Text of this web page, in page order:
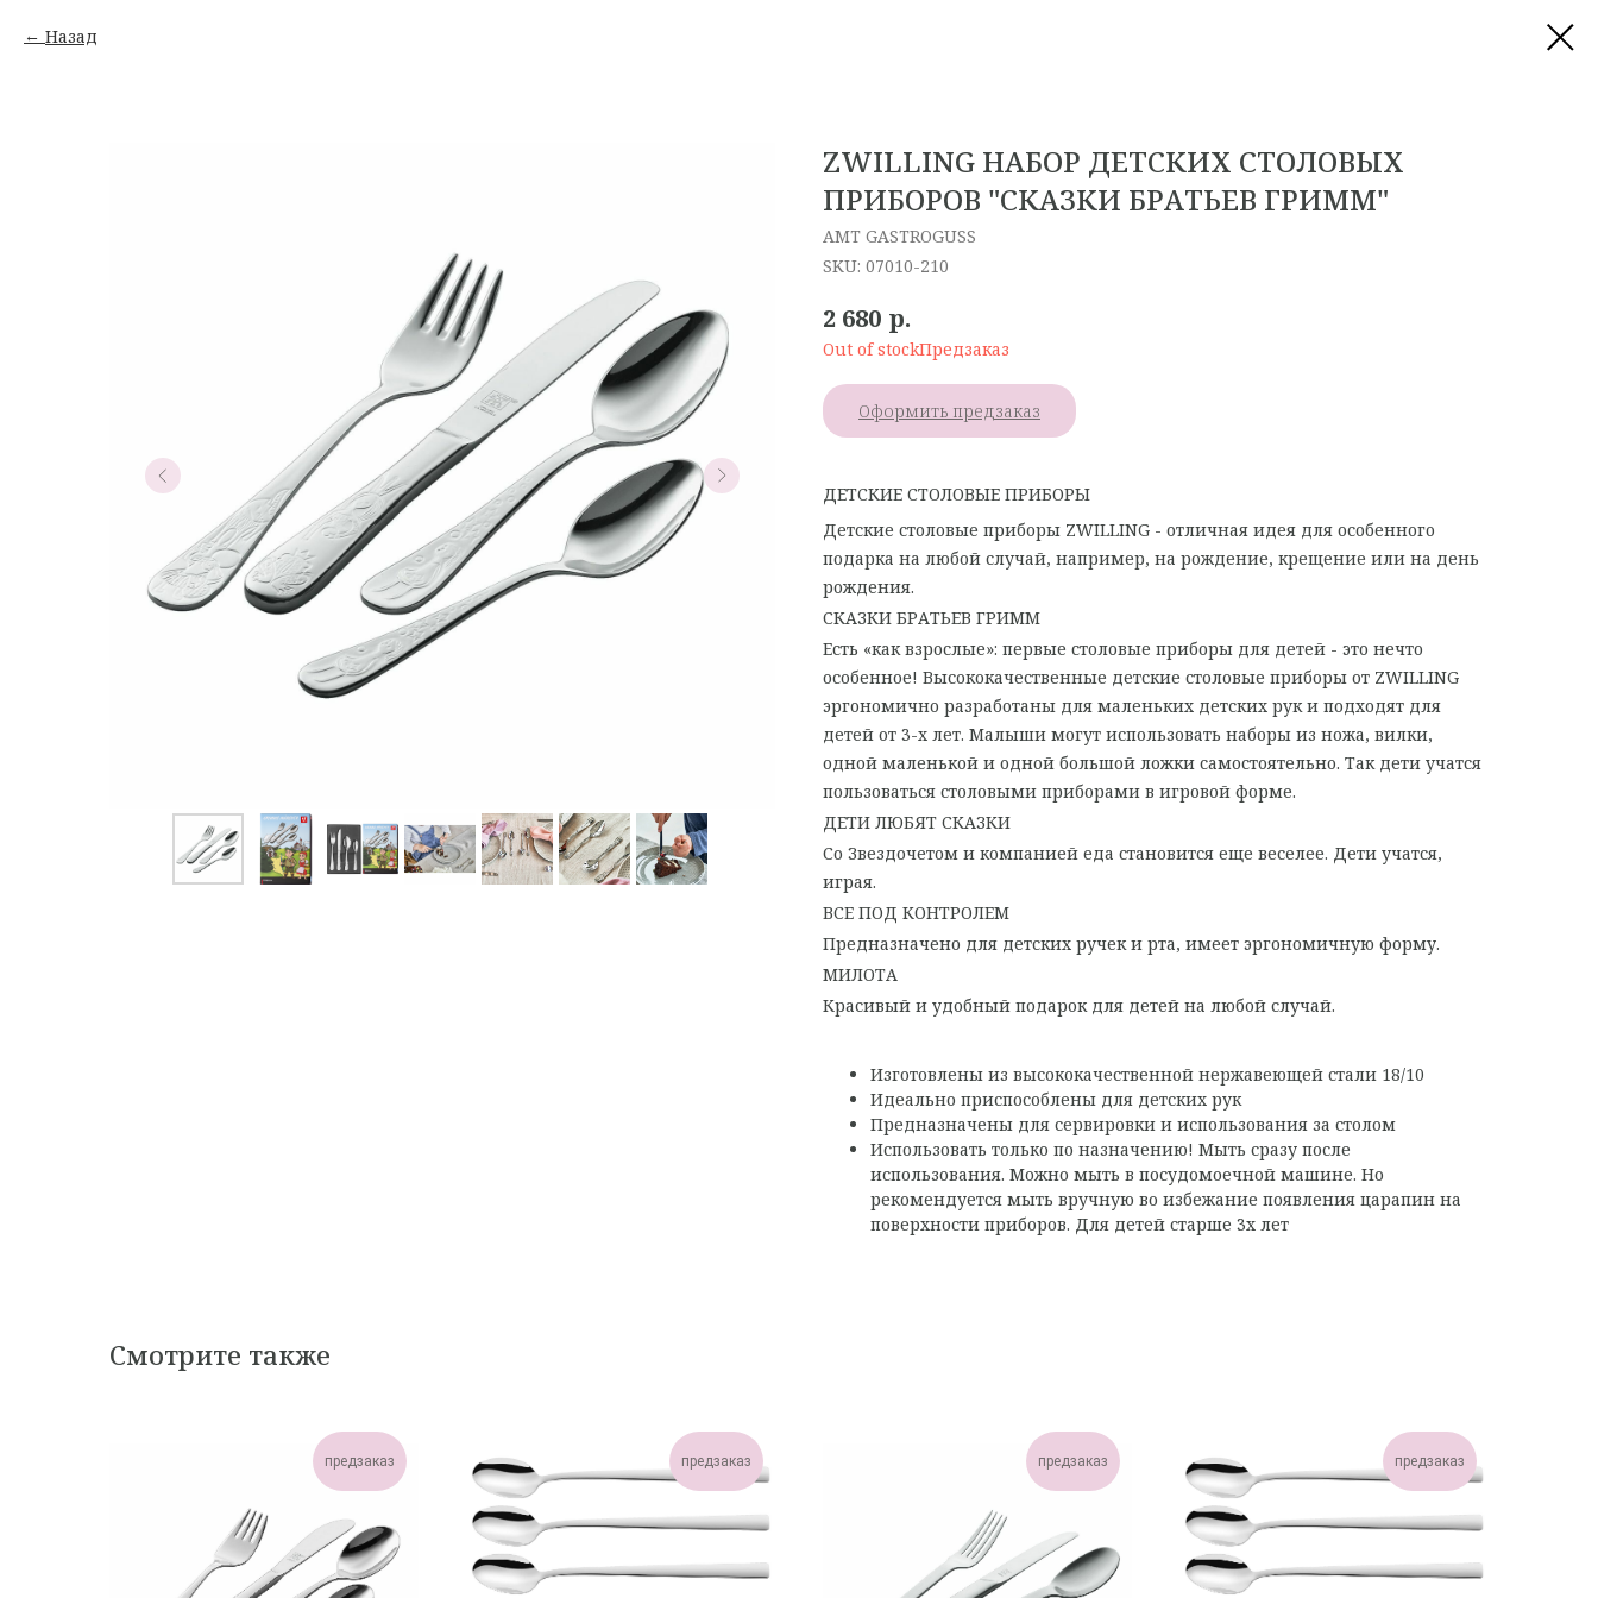
Назад
ZWILLING НАБОР ДЕТСКИХ СТОЛОВЫХ
ПРИБОРОВ "СКАЗКИ БРАТЬЕВ ГРИММ"
AMT GASTROGUSS
SKU: 07010-210
2 680 р.
Out of stock
Оформить предзаказ
ДЕТСКИЕ СТОЛОВЫЕ ПРИБОРЫ
Детские столовые приборы ZWILLING - отличная идея для особенного
подарка на любой случай, например, на рождение, крещение или на день
рождения.
СКАЗКИ БРАТЬЕВ ГРИММ
Есть «как взрослые»: первые столовые приборы для детей - это нечто
особенное! Высококачественные детские столовые приборы от ZWILLING
эргономично разработаны для маленьких детских рук и подходят для
детей от 3-х лет. Малыши могут использовать наборы из ножа, вилки,
одной маленькой и одной большой ложки самостоятельно. Так дети учатся
пользоваться столовыми приборами в игровой форме.
ДЕТИ ЛЮБЯТ СКАЗКИ
Со Звездочетом и компанией еда становится еще веселее. Дети учатся,
играя.
ВСЕ ПОД КОНТРОЛЕМ
Предназначено для детских ручек и рта, имеет эргономичную форму.
МИЛОТА
Красивый и удобный подарок для детей на любой случай.
Изготовлены из высококачественной нержавеющей стали 18/10
Идеально приспособлены для детских рук
Предназначены для сервировки и использования за столом
Использовать только по назначению! Мыть сразу после
использования. Можно мыть в посудомоечной машине. Но
рекомендуется мыть вручную во избежание появления царапин на
поверхности приборов. Для детей старше 3х лет
Смотрите также
предзаказ предзаказ предзаказ предзаказ